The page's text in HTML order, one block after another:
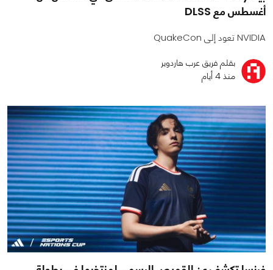
أغسطس مع DLSS
NVIDIA تعود إلى QuakeCon
بقلم فريق عرب هاردوير
منذ 4 أيام